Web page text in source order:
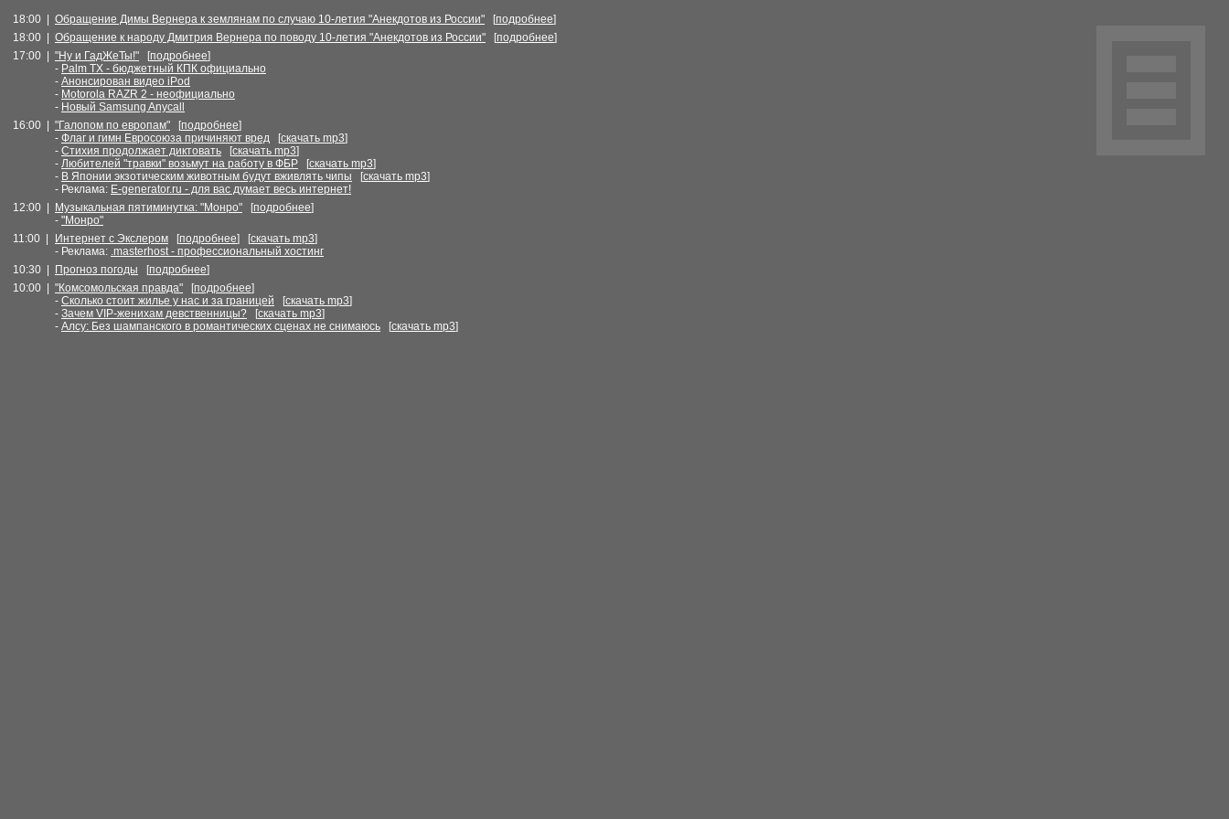
18:00 | Обращение Димы Вернера к землянам по случаю 10-летия "Анекдотов из России" [подробнее]
18:00 |
Обращение к народу Дмитрия Вернера по поводу 10-летия "Анекдотов из России" [подробнее]
17:00 |
"Ну и ГадЖеТы!" [подробнее]
- Palm TX - бюджетный КПК официально
- Анонсирован видео iPod
- Motorola RAZR 2 - неофициально
- Новый Samsung Anycall
16:00 |
"Галопом по европам" [подробнее]
- Флаг и гимн Евросоюза причиняют вред [скачать mp3]
- Стихия продолжает диктовать [скачать mp3]
- Любителей "травки" возьмут на работу в ФБР [скачать mp3]
- В Японии экзотическим животным будут вживлять чипы [скачать mp3]
- Реклама: E-generator.ru - для вас думает весь интернет!
12:00 |
Музыкальная пятиминутка: "Монро" [подробнее]
- "Монро"
11:00 |
Интернет с Экслером [подробнее] [скачать mp3]
- Реклама: .masterhost - профессиональный хостинг
10:30 |
Прогноз погоды [подробнее]
10:00 |
"Комсомольская правда" [подробнее]
- Сколько стоит жилье у нас и за границей [скачать mp3]
- Зачем VIP-женихам девственницы? [скачать mp3]
- Алсу: Без шампанского в романтических сценах не снимаюсь [скачать mp3]